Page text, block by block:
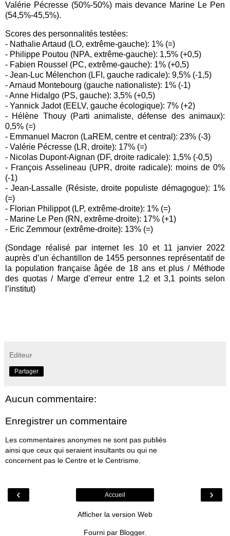
Valérie Pécresse (50%-50%) mais devance Marine Le Pen
(54,5%-45,5%).
Scores des personnalités testées:
- Nathalie Artaud (LO, extrême-gauche): 1% (=)
- Philippe Poutou (NPA, extrême-gauche): 1,5% (+0,5)
- Fabien Roussel (PC, extrême-gauche): 1% (+0,5)
- Jean-Luc Mélenchon (LFI, gauche radicale): 9,5% (-1,5)
- Arnaud Montebourg (gauche nationaliste): 1% (-1)
- Anne Hidalgo (PS, gauche): 3,5% (+0,5)
- Yannick Jadot (EELV, gauche écologique): 7% (+2)
- Hélène Thouy (Parti animaliste, défense des animaux):
0,5% (=)
- Emmanuel Macron (LaREM, centre et central): 23% (-3)
- Valérie Pécresse (LR, droite): 17% (=)
- Nicolas Dupont-Aignan (DF, droite radicale): 1,5% (-0,5)
- François Asselineau (UPR, droite radicale): moins de 0%
(-1)
- Jean-Lassalle (Résiste, droite populiste démagogue): 1%
(=)
- Florian Philippot (LP, extrême-droite): 1% (=)
- Marine Le Pen (RN, extrême-droite): 17% (+1)
- Eric Zemmour (extrême-droite): 13% (=)
(Sondage réalisé par internet les 10 et 11 janvier 2022
auprès d’un échantillon de 1455 personnes représentatif de
la population française âgée de 18 ans et plus / Méthode
des quotas / Marge d’erreur entre 1,2 et 3,1 points selon
l’institut)
Editeur
Partager
Aucun commentaire:
Enregistrer un commentaire
Les commentaires anonymes ne sont pas publiés
ainsi que ceux qui seraient insultants ou qui ne
concernent pas le Centre et le Centrisme.
‹ ›
Accueil
Afficher la version Web
Fourni par Blogger.